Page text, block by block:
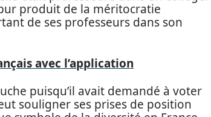
produit de la méritocratie
de ses professeurs dans son
avec l’application
puisqu’il avait demandé à voter
souligner ses prises de position